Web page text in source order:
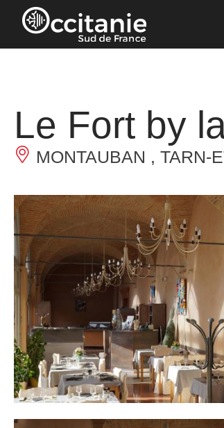
Pannello di gestione dei cookies
Le Fort by
MONTAUBAN , TARN-